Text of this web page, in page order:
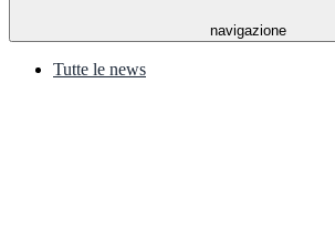
navigazione
Tutte le news